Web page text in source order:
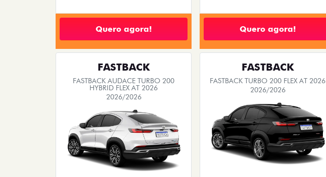
Quero agora! Quero agora!
FASTBACK
FASTBACK AUDACE TURBO 200
HYBRID FLEX AT 2026
2026/2026
FASTBACK
FASTBACK TURBO 200 FLEX AT 2026
2026/2026